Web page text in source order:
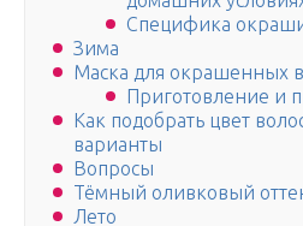
Специфика
Зима
Маска для окрашенных
Приготовление и
Как подобрать цвет
варианты
Вопросы
Тёмный оливковый
Лето